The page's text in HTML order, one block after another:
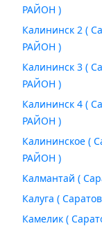
РАЙОН )
Калининск 2 (
РАЙОН )
Калининск 3 (
РАЙОН )
Калининск 4 (
РАЙОН )
Калининское (
РАЙОН )
Калмантай (
Калуга (
Камелик (